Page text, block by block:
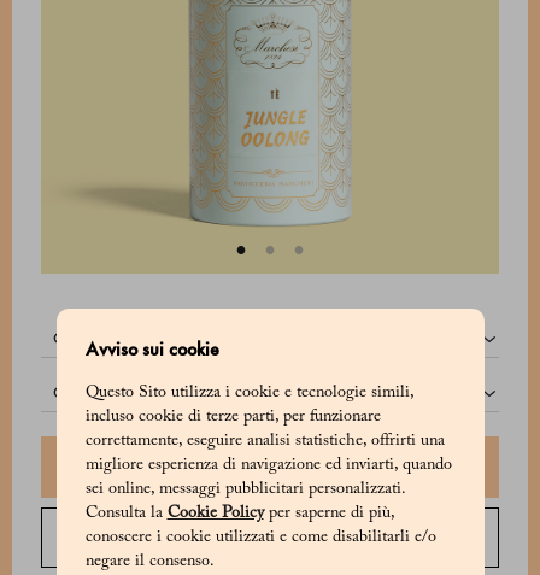
Avviso sui cookie
Questo Sito utilizza i cookie e tecnologie simili,
incluso cookie di terze parti, per funzionare
correttamente, eseguire analisi statistiche, offrirti una
migliore esperienza di navigazione ed inviarti, quando
sei online, messaggi pubblicitari personalizzati.
Consulta la Cookie Policyper saperne di più,
conoscere i cookie utilizzati e come disabilitarli e/o
negare il consenso.
quantità:
confezione:
Aggiungi al carrello
Ordina per telefono